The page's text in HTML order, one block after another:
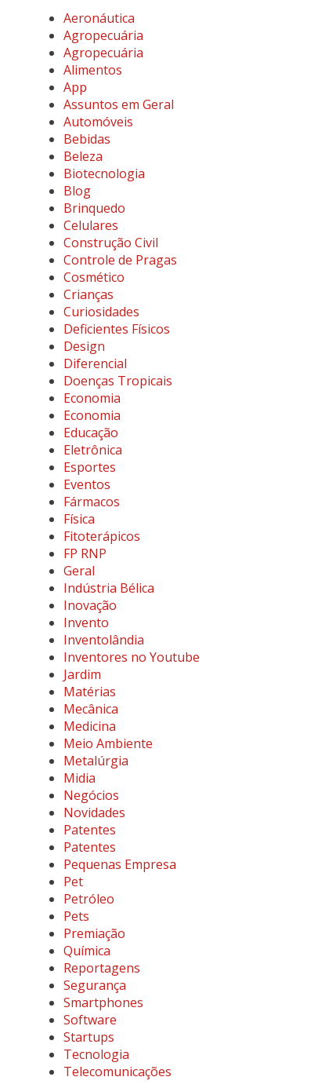
Aeronáutica
Agropecuária
Agropecuária
Alimentos
App
Assuntos em Geral
Automóveis
Bebidas
Beleza
Biotecnologia
Blog
Brinquedo
Celulares
Construção Civil
Controle de Pragas
Cosmético
Crianças
Curiosidades
Deficientes Físicos
Design
Diferencial
Doenças Tropicais
Economia
Economia
Educação
Eletrônica
Esportes
Eventos
Fármacos
Física
Fitoterápicos
FP RNP
Geral
Indústria Bélica
Inovação
Invento
Inventolândia
Inventores no Youtube
Jardim
Matérias
Mecânica
Medicina
Meio Ambiente
Metalúrgia
Midia
Negócios
Novidades
Patentes
Patentes
Pequenas Empresa
Pet
Petróleo
Pets
Premiação
Química
Reportagens
Segurança
Smartphones
Software
Startups
Tecnologia
Telecomunicações